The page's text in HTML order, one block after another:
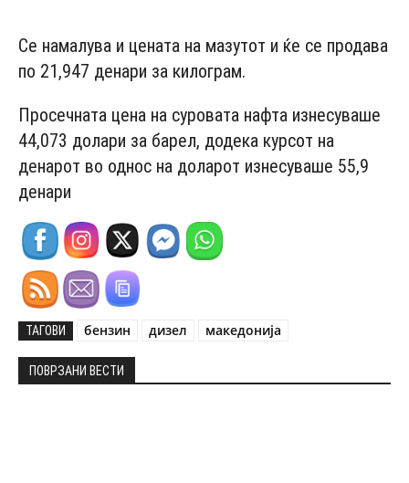
Се намалува и цената на мазутот и ќе се продава
по 21,947 денари за килограм.
Просечната цена на суровата нафта изнесуваше
44,073 долари за барел, додека курсот на
денарот во однос на доларот изнесуваше 55,9
денари
ТАГОВИ бензин дизел македонија
ПОВРЗАНИ ВЕСТИ